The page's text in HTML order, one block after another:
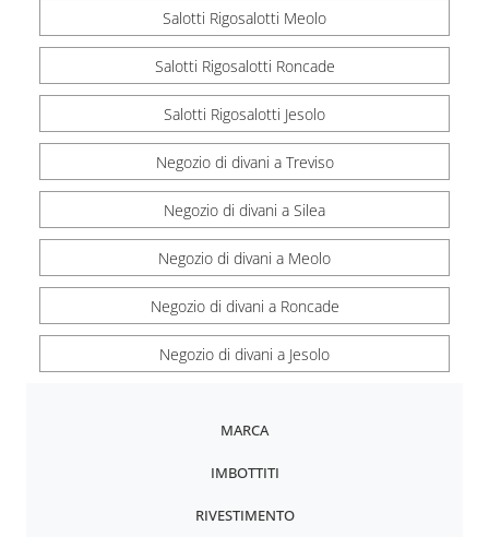
Salotti Rigosalotti Meolo
Salotti Rigosalotti Roncade
Salotti Rigosalotti Jesolo
Negozio di divani a Treviso
Negozio di divani a Silea
Negozio di divani a Meolo
Negozio di divani a Roncade
Negozio di divani a Jesolo
MARCA
IMBOTTITI
RIVESTIMENTO